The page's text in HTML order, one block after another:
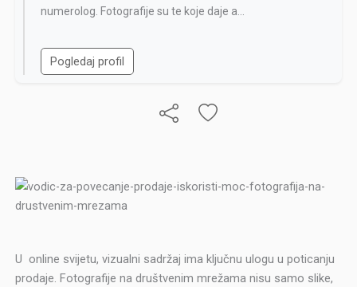
numerolog. Fotografije su te koje daje a...
Pogledaj profil
U online svijetu, vizualni sadržaj ima ključnu ulogu u poticanju
prodaje. Fotografije na društvenim mrežama nisu samo slike,